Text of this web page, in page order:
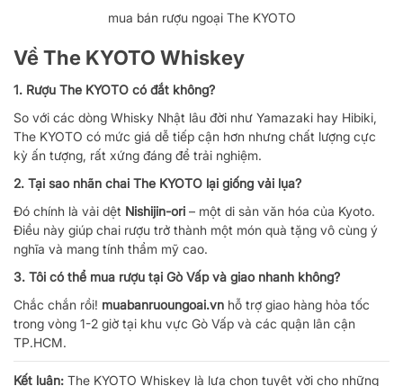
mua bán rượu ngoại The KYOTO
Về The KYOTO Whiskey
1. Rượu The KYOTO có đắt không?
So với các dòng Whisky Nhật lâu đời như Yamazaki hay Hibiki,
The KYOTO có mức giá dễ tiếp cận hơn nhưng chất lượng cực
kỳ ấn tượng, rất xứng đáng để trải nghiệm.
2. Tại sao nhãn chai The KYOTO lại giống vải lụa?
Đó chính là vải dệt Nishijin-ori – một di sản văn hóa của Kyoto.
Điều này giúp chai rượu trở thành một món quà tặng vô cùng ý
nghĩa và mang tính thẩm mỹ cao.
3. Tôi có thể mua rượu tại Gò Vấp và giao nhanh không?
Chắc chắn rồi! muabanruoungoai.vn hỗ trợ giao hàng hỏa tốc
trong vòng 1-2 giờ tại khu vực Gò Vấp và các quận lân cận
TP.HCM.
Kết luận: The KYOTO Whiskey là lựa chọn tuyệt vời cho những